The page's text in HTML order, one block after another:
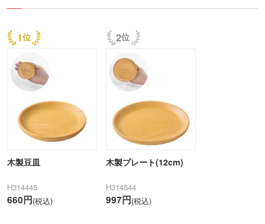
1
木製豆皿
H314445
660円(税込)
2
木製プレート(12cm)
H314544
997円(税込)